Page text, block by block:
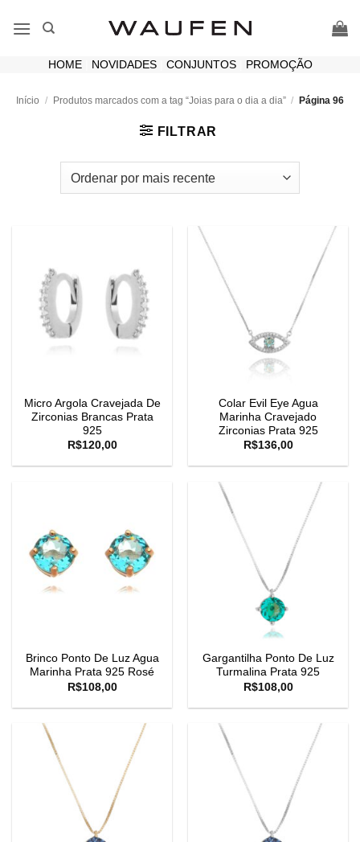
HOME| NOVIDADES| CONJUNTOS| PROMOÇÃO
Início / Produtos marcados com a tag “Joias para o dia a dia” / Página 96
FILTRAR
Micro Argola Cravejada De
Zirconias Brancas Prata
925
R$120,00
Colar Evil Eye Agua
Marinha Cravejado
Zirconias Prata 925
R$136,00
Brinco Ponto De Luz Agua
Marinha Prata 925 Rosé
R$108,00
Gargantilha Ponto De Luz
Turmalina Prata 925
R$108,00